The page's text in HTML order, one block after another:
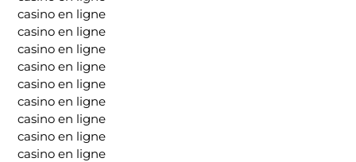
casino en ligne
casino en ligne
casino en ligne
casino en ligne
casino en ligne
casino en ligne
casino en ligne
casino en ligne
casino en ligne